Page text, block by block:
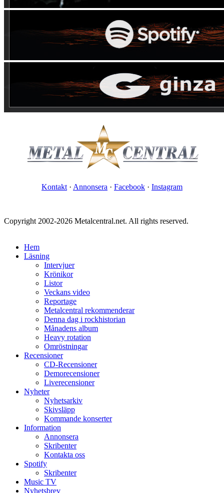
Kontakt · Annonsera · Facebook · Instagram
Copyright 2002-2026 Metalcentral.net. All rights reserved.
Hem
Läsning
Intervjuer
Krönikor
Listor
Veckans video
Reportage
Metalcentral rekommenderar
Denna dag i rockhistorian
Månadens album
Heavy rotation
Omröstningar
Recensioner
CD-Recensioner
Demorecensioner
Liverecensioner
Nyheter
Nyhetsarkiv
Skivsläpp
Kommande konserter
Information
Annonsera
Skribenter
Kontakta oss
Spotify
Skribenter
Music TV
Nyhetsbrev